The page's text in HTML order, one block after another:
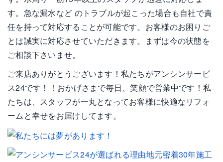
す。急な漏水など のトラブルが起こった場合も自社で責
任を持って対応することが可能です。お客様のお困りご
とは誠実に対応させていただきます。まずは今の状態を
ご相談下さいませ。
ご来店ありがとうございます！私たちがアンシンサービ
ス24です！！おかげさまで毎日、笑顔で営業中です！私
たちは、スタッフが一丸となってお客様に快適なリフォ
ームと幸せをお届けしてます。